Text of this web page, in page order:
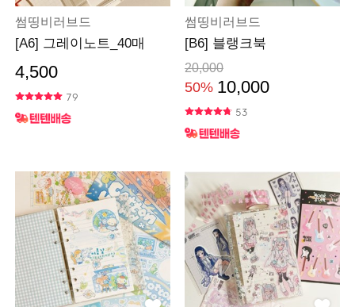
썸띵비러브드
[A6] 그레이노트_40매
4,500
79
썸띵비러브드
[B6] 블랭크북
20,000
50% 10,000
53